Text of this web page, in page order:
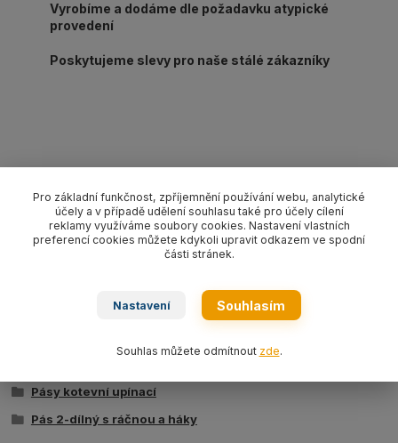
Vyrobíme a dodáme dle požadavku atypické
provedení
Poskytujeme slevy pro naše stálé zákazníky
2-dílný kotevní upínací pás s ráčnou a standard háky typ TP2-
75 (LC) 10000 daN/5000 daN šíře 75 mm (délka pevného
konce s ráčnou 0,5 m/volný konec do celkové délky L dle
Pásy kotevní upínací
Pás 2-dílný s ráčnou a háky
Pro základní funkčnost, zpříjemnění používání webu, analytické
účely a v případě udělení souhlasu také pro účely cílení
reklamy využíváme soubory cookies. Nastavení vlastních
preferencí cookies můžete kdykoli upravit odkazem ve spodní
části stránek.
Nastavení Souhlasím
Souhlas můžete odmítnout zde.